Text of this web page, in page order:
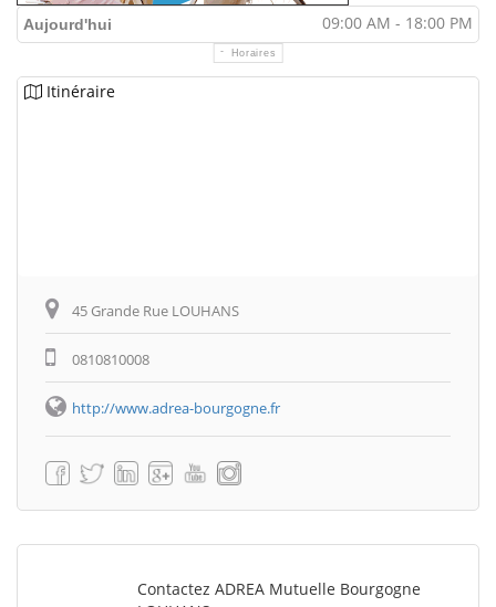
Aujourd'hui 09:00 AM - 18:00 PM
Horaires
Itinéraire
45 Grande Rue LOUHANS
0810810008
http://www.adrea-bourgogne.fr
Contactez ADREA Mutuelle Bourgogne